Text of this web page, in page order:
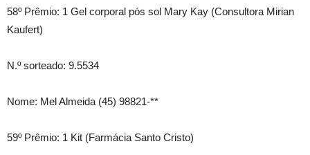
58º Prêmio: 1 Gel corporal pós sol Mary Kay (Consultora Mirian
Kaufert)
N.º sorteado: 9.5534
Nome: Mel Almeida (45) 98821-**
59º Prêmio: 1 Kit (Farmácia Santo Cristo)